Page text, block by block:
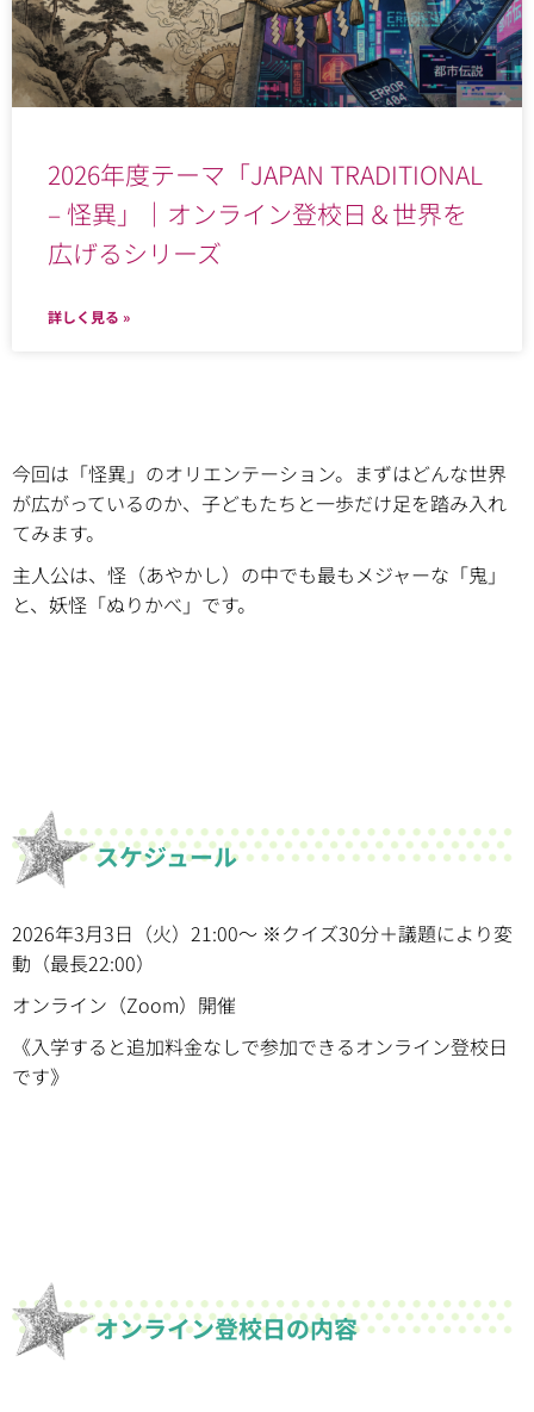
2026年度テーマ「JAPAN TRADITIONAL
– 怪異」｜オンライン登校日＆世界を
広げるシリーズ
詳しく見る »
今回は「怪異」のオリエンテーション。まずはどんな世界
が広がっているのか、子どもたちと一歩だけ足を踏み入れ
てみます。
主人公は、怪（あやかし）の中でも最もメジャーな「鬼」
と、妖怪「ぬりかべ」です。
スケジュール
2026年3月3日（火）21:00〜 ※クイズ30分＋議題により変
動（最長22:00）
オンライン（Zoom）開催
《入学すると追加料金なしで参加できるオンライン登校日
です》
オンライン登校日の内容